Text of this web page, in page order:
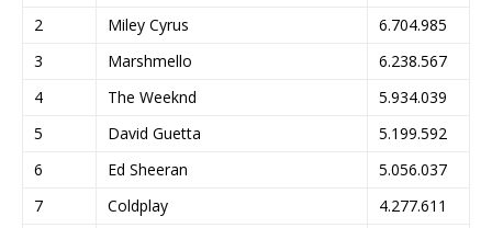
2
Miley Cyrus
6.704.985
3
Marshmello
6.238.567
4
The Weeknd
5.934.039
5
David Guetta
5.199.592
6
Ed Sheeran
5.056.037
7
Coldplay
4.277.611